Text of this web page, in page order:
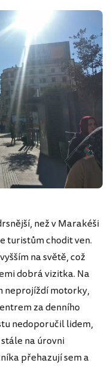
než v Marakéši
turistům chodit ven.
na světě, což
dobrá vizitka. Na
neprojíždí motorky,
za denního
nedoporučil lidem,
na úrovni
přehazují sem a